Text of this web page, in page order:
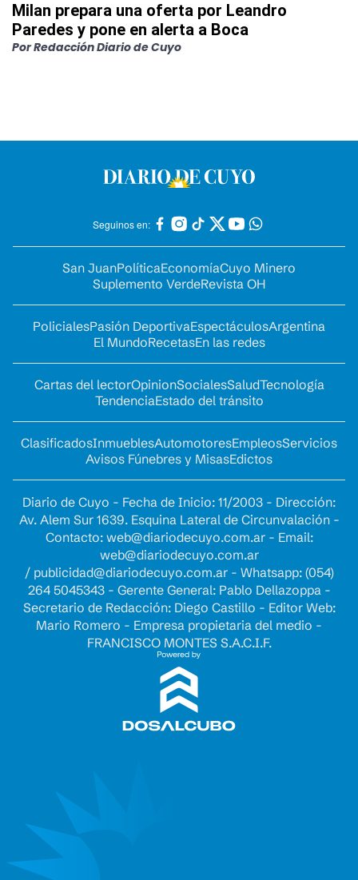
Milan prepara una oferta por Leandro
Paredes y pone en alerta a Boca
PorRedacción Diario de Cuyo
Seguinos en:
San JuanPolíticaEconomíaCuyo Minero
Suplemento VerdeRevista OH
PolicialesPasión DeportivaEspectáculosArgentina
El MundoRecetasEn las redes
Cartas del lectorOpinionSocialesSaludTecnología
TendenciaEstado del tránsito
ClasificadosInmueblesAutomotoresEmpleosServicios
Avisos Fúnebres y MisasEdictos
Diario de Cuyo - Fecha de Inicio: 11/2003 - Dirección:
Av. Alem Sur 1639. Esquina Lateral de Circunvalación -
Contacto: web@diariodecuyo.com.ar- Email:
web@diariodecuyo.com.ar
/ publicidad@diariodecuyo.com.ar- Whatsapp: (054)
264 5045343 - Gerente General: Pablo Dellazoppa -
Secretario de Redacción: Diego Castillo - Editor Web:
Mario Romero - Empresa propietaria del medio -
FRANCISCO MONTES S.A.C.I.F.